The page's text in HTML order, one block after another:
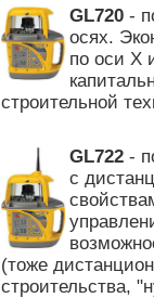
GL720 -
осях.
по оси X
строительной
GL722 -
с
(тоже
строительства,